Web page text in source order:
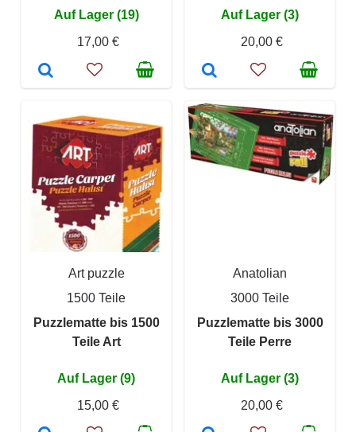
Auf Lager (19)
17,00 €
Auf Lager (3)
20,00 €
Art puzzle
1500 Teile
Puzzlematte bis 1500
Teile Art
Auf Lager (9)
15,00 €
Anatolian
3000 Teile
Puzzlematte bis 3000
Teile Perre
Auf Lager (3)
20,00 €